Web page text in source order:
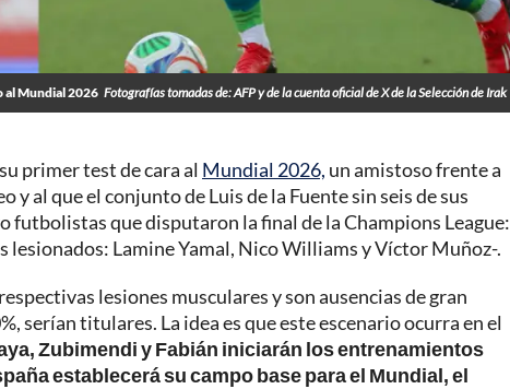
al Mundial 2026 Fotografías tomadas de: AFP y de la cuenta oficial de X de la Selección de Irak
primer test de cara al Mundial 2026, un amistoso frente a
al que el conjunto de Luis de la Fuente sin seis de sus
futbolistas que disputaron la final de la Champions League:
Lamine Yamal, Nico Williams y Víctor Muñoz-.
lesiones musculares y son ausencias de gran
serían titulares. La idea es que este escenario ocurra en el
Zubimendi y Fabián iniciarán los entrenamientos
establecerá su campo base para el Mundial, el